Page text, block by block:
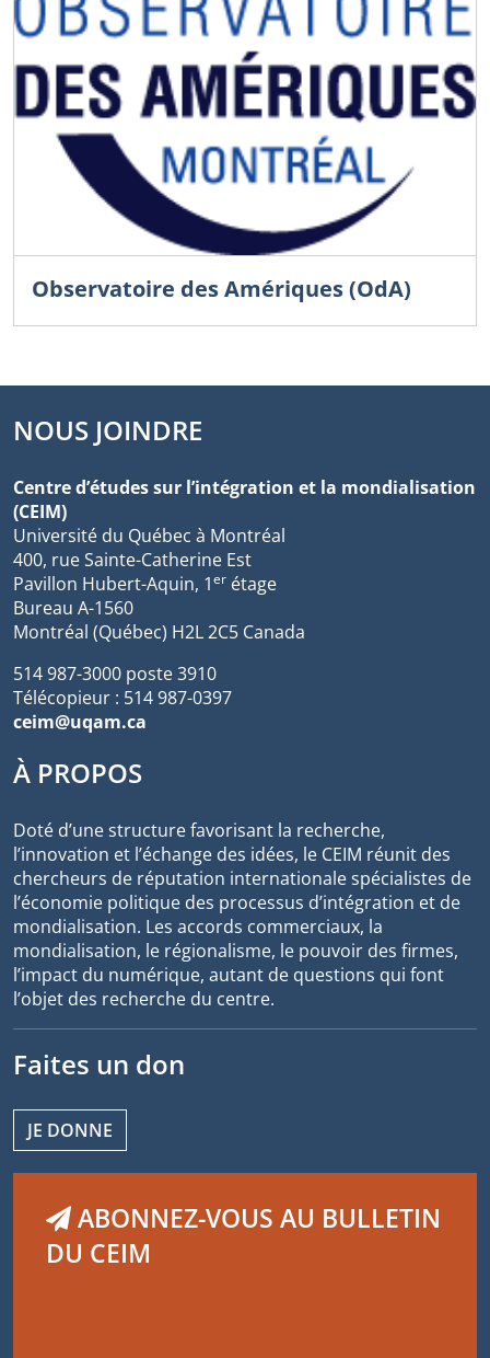
Observatoire des Amériques (OdA)
NOUS JOINDRE
Centre d’études sur l’intégration et la mondialisation
(CEIM)
Université du Québec à Montréal
400, rue Sainte-Catherine Est
Pavillon Hubert-Aquin, 1er étage
Bureau A-1560
Montréal (Québec) H2L 2C5 Canada
514 987-3000 poste 3910
Télécopieur : 514 987-0397
ceim@uqam.ca
À PROPOS
Doté d’une structure favorisant la recherche,
l’innovation et l’échange des idées, le CEIM réunit des
chercheurs de réputation internationale spécialistes de
l’économie politique des processus d’intégration et de
mondialisation. Les accords commerciaux, la
mondialisation, le régionalisme, le pouvoir des firmes,
l’impact du numérique, autant de questions qui font
l’objet des recherche du centre.
Faites un don
JE DONNE
ABONNEZ-VOUS AU BULLETIN
DU CEIM